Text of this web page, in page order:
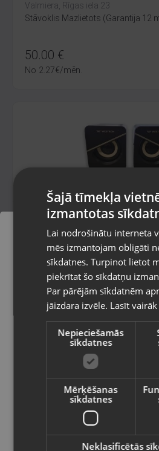
Valmiera, Rīgas iela 23
Stāvoklis Mazlietots (Garantija 12
50.00 €
No 2.27€/mēn.
Westrom WR-SK77
Rīga, Paula Lejiņa iela 2
Stāvoklis Lietots (Garantija 6
7.00€
Tangent Spectrum X5
Pasūtījumi tiks
izvēlēto valsti
Vietnes saturs būs
valodā
Valsts
Latviešu / Latvian
Šajā tīmekļa
izmantotas
Lai nodrošinātu interneta
mēs izmantojam obligāti
sīkdatnes. Turpinot lietot
piekrītat šo sīkdatņu
Par pārējām sīkdatnēm
jāizdara izvēle. Lasīt vairāk
Nepieciešamās
sīkdatnes
Mērķēšanas
sīkdatnes
Neklasificētās